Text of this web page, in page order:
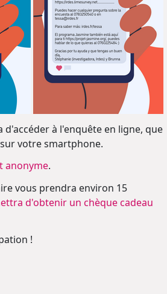
d'accéder à l'enquête en ligne, que
votre smartphone.
anonyme.
vous prendra environ 15
d'obtenir un chèque cadeau
!